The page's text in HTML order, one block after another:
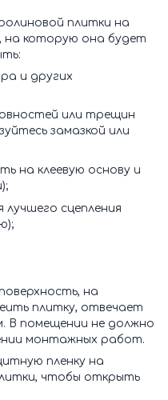
плитки на
на которую она будет
и других
или трещин
замазкой или
на клеевую основу и
лучшего сцепления
на
плитку, отвечает
В помещении не должно
монтажных работ.
пленку на
чтобы открыть